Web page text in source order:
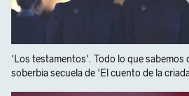
'Los testamentos'. Todo lo que sabemos
soberbia secuela de 'El cuento de la